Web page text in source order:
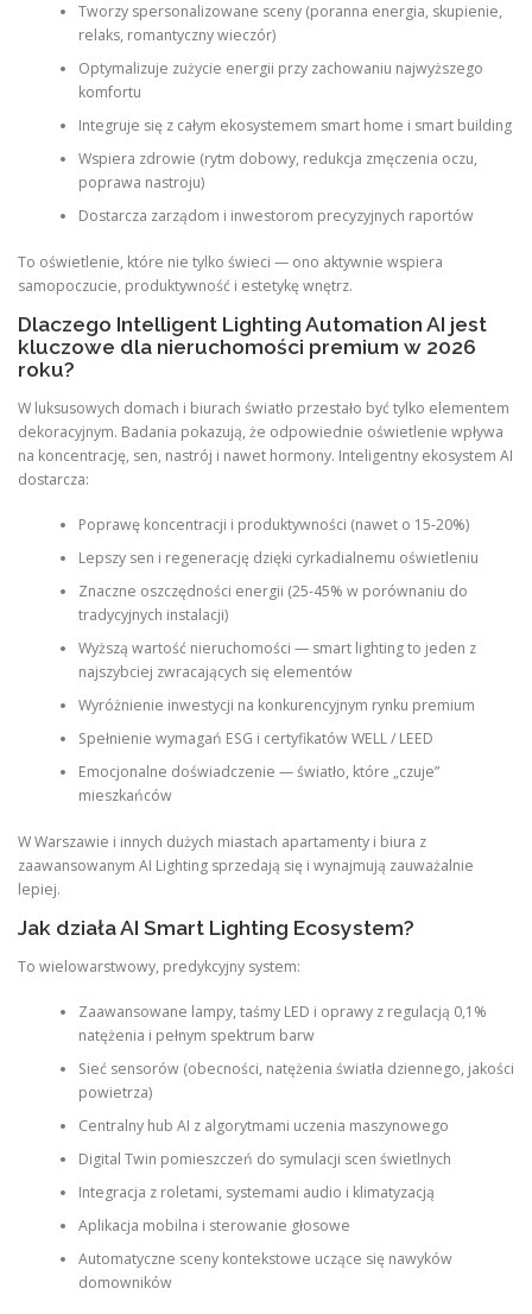
Tworzy spersonalizowane sceny (poranna energia, skupienie,
relaks, romantyczny wieczór)
Optymalizuje zużycie energii przy zachowaniu najwyższego
komfortu
Integruje się z całym ekosystemem smart home i smart building
Wspiera zdrowie (rytm dobowy, redukcja zmęczenia oczu,
poprawa nastroju)
Dostarcza zarządom i inwestorom precyzyjnych raportów
To oświetlenie, które nie tylko świeci — ono aktywnie wspiera
samopoczucie, produktywność i estetykę wnętrz.
Dlaczego Intelligent Lighting Automation AI jest
kluczowe dla nieruchomości premium w 2026
roku?
W luksusowych domach i biurach światło przestało być tylko elementem
dekoracyjnym. Badania pokazują, że odpowiednie oświetlenie wpływa
na koncentrację, sen, nastrój i nawet hormony. Inteligentny ekosystem AI
dostarcza:
Poprawę koncentracji i produktywności (nawet o 15-20%)
Lepszy sen i regenerację dzięki cyrkadialnemu oświetleniu
Znaczne oszczędności energii (25-45% w porównaniu do
tradycyjnych instalacji)
Wyższą wartość nieruchomości — smart lighting to jeden z
najszybciej zwracających się elementów
Wyróżnienie inwestycji na konkurencyjnym rynku premium
Spełnienie wymagań ESG i certyfikatów WELL / LEED
Emocjonalne doświadczenie — światło, które „czuje”
mieszkańców
W Warszawie i innych dużych miastach apartamenty i biura z
zaawansowanym AI Lighting sprzedają się i wynajmują zauważalnie
lepiej.
Jak działa AI Smart Lighting Ecosystem?
To wielowarstwowy, predykcyjny system:
Zaawansowane lampy, taśmy LED i oprawy z regulacją 0,1%
natężenia i pełnym spektrum barw
Sieć sensorów (obecności, natężenia światła dziennego, jakości
powietrza)
Centralny hub AI z algorytmami uczenia maszynowego
Digital Twin pomieszczeń do symulacji scen świetlnych
Integracja z roletami, systemami audio i klimatyzacją
Aplikacja mobilna i sterowanie głosowe
Automatyczne sceny kontekstowe uczące się nawyków
domowników